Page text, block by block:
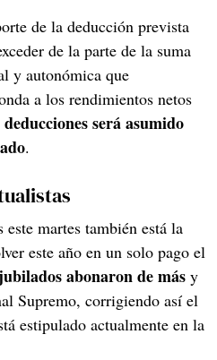
de la deducción prevista
de la parte de la suma
y autonómica que
a los rendimientos netos
será asumido
.
martes también está la
este año en un solo pago el
abonaron de más y
Supremo, corrigiendo así el
estipulado actualmente en la